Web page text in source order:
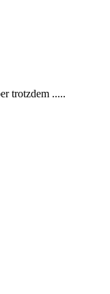
trotzdem .....